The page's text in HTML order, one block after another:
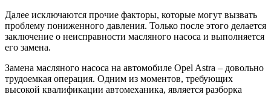
Далее исключаются прочие факторы, которые могут вызвать
проблему пониженного давления. Только после этого делается
заключение о неисправности масляного насоса и выполняется
его замена.
Замена масляного насоса на автомобиле Opel Astra – довольно
трудоемкая операция. Одним из моментов, требующих
высокой квалификации автомеханика, является разборка